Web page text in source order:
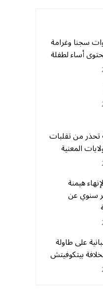
3 سنوات سجنا وغرامة
أساء لطفلة
تحذر من تقلبات
المعنية
هيمنة
سنوي عن
على طاولة
بيتكوفيتش